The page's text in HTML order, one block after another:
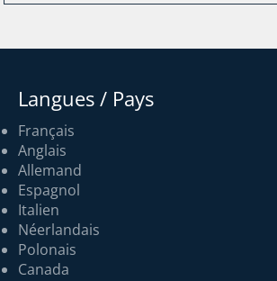
Langues / Pays
Français
Anglais
Allemand
Espagnol
Italien
Néerlandais
Polonais
Canada